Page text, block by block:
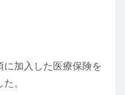
加入した医療保険を
。